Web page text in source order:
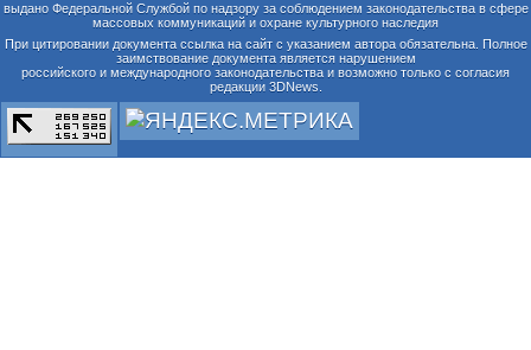
выдано Федеральной Службой по надзору за соблюдением законодательства в сфере
массовых коммуникаций и охране культурного наследия
При цитировании документа ссылка на сайт с указанием автора обязательна. Полное
заимствование документа является нарушением
российского и международного законодательства и возможно только с согласия
редакции 3DNews.